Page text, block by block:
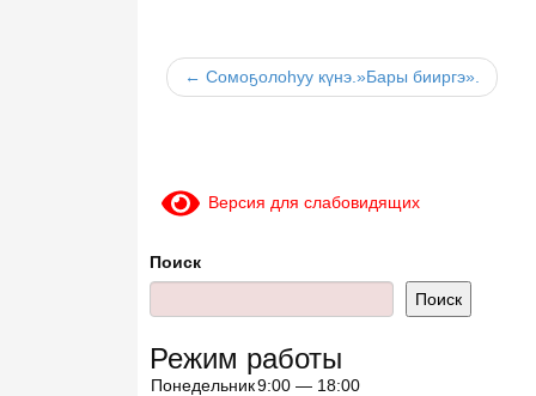
← Сомоҕолоһуу күнэ.»Бары бииргэ».
Версия для слабовидящих
Поиск
Поиск
Режим работы
Понедельник9:00 — 18:00